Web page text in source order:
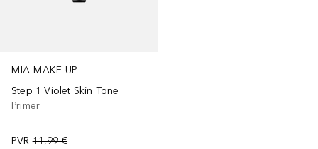
MIA MAKE UP
Step 1 Violet Skin Tone
Primer
PVR 11,99 €